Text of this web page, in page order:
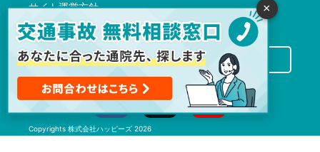
サイト運営方針
反社会的勢力に対する基本方針
交通事故病院サーチに掲載希望の先生方へ
Copyrights 株式会社ハッピーズ 2026
×